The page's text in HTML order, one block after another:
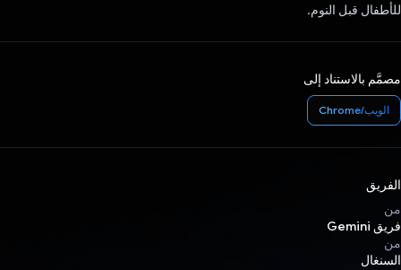
للأطفال قبل النوم.
مصمَّم بالاستناد إلى
الويب/Chrome
الفريق
من
فريق Gemini
من
السنغال